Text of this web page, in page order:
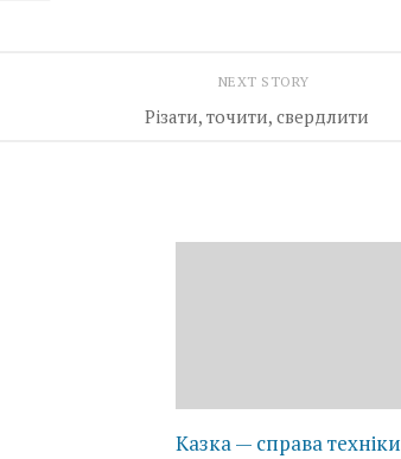
NEXT STORY
Різати, точити, свердлити
Казка — справа техніки